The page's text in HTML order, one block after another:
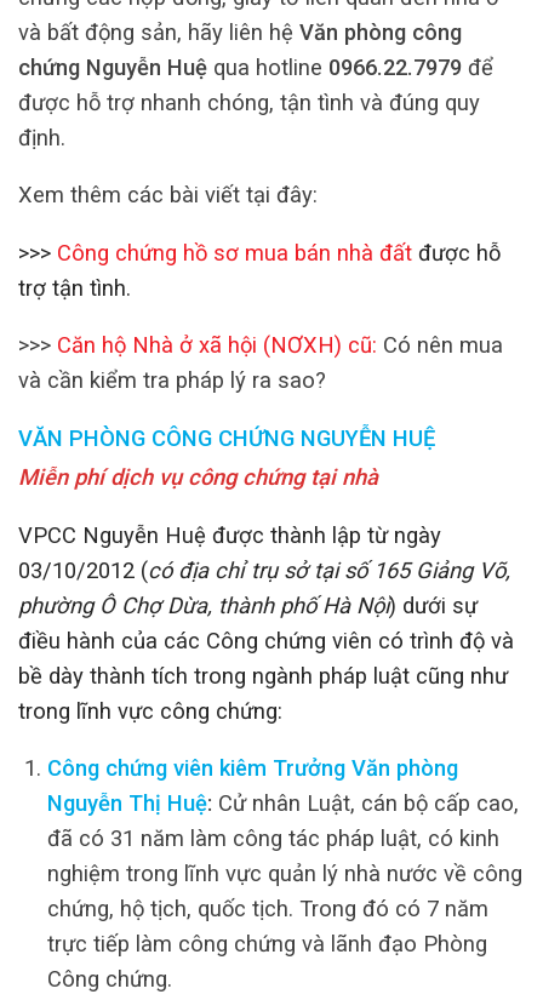
và bất động sản, hãy liên hệ Văn phòng công
chứng Nguyễn Huệ qua hotline 0966.22.7979 để
được hỗ trợ nhanh chóng, tận tình và đúng quy
định.
Xem thêm các bài viết tại đây:
>>> Công chứng hồ sơ mua bán nhà đất được hỗ
trợ tận tình.
>>> Căn hộ Nhà ở xã hội (NƠXH) cũ: Có nên mua
và cần kiểm tra pháp lý ra sao?
VĂN PHÒNG CÔNG CHỨNG NGUYỄN HUỆ
Miễn phí dịch vụ công chứng tại nhà
VPCC Nguyễn Huệ được thành lập từ ngày
03/10/2012 (có địa chỉ trụ sở tại số 165 Giảng Võ,
phường Ô Chợ Dừa, thành phố Hà Nội) dưới sự
điều hành của các Công chứng viên có trình độ và
bề dày thành tích trong ngành pháp luật cũng như
trong lĩnh vực công chứng:
Công chứng viên kiêm Trưởng Văn phòng
Nguyễn Thị Huệ: Cử nhân Luật, cán bộ cấp cao,
đã có 31 năm làm công tác pháp luật, có kinh
nghiệm trong lĩnh vực quản lý nhà nước về công
chứng, hộ tịch, quốc tịch. Trong đó có 7 năm
trực tiếp làm công chứng và lãnh đạo Phòng
Công chứng.